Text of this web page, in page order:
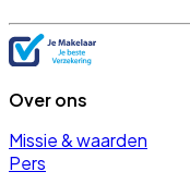
Over ons
Missie & waarden
Pers